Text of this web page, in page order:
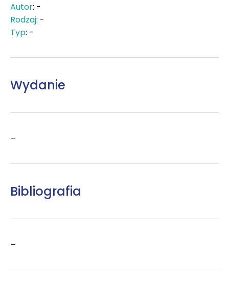
Autor: -
Rodzaj: -
Typ: -
Wydanie
–
Bibliografia
–